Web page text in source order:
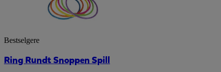
Bestselgere
Ring Rundt Snoppen Spill